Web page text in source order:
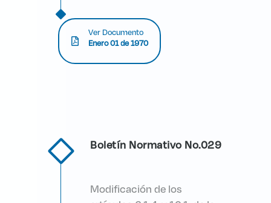
Ver Documento
Enero 01 de 1970
Boletín Normativo No.029
Modificación de los